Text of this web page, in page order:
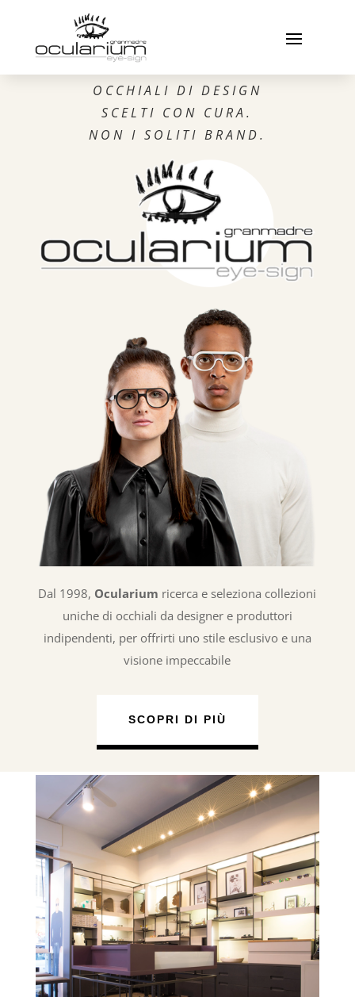
OCCHIALI DI DESIGN
SCELTI CON CURA.
NON I SOLITI BRAND.
Dal 1998, Ocularium ricerca e seleziona collezioni
uniche di occhiali da designer e produttori
indipendenti, per offrirti uno stile esclusivo e una
visione impeccabile
SCOPRI DI PIÙ